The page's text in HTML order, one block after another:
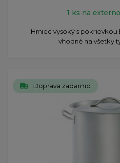
1 ks na
Hrniec vysoký s pokrievkou
vhodné na všetky
Doprava zadarmo